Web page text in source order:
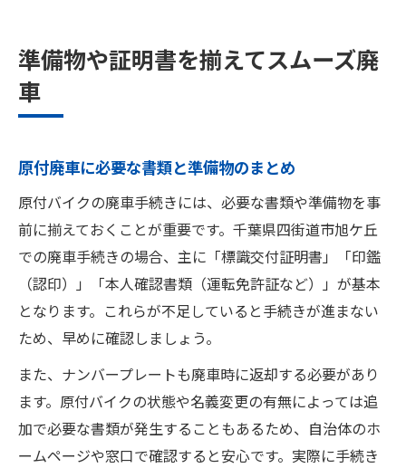
準備物や証明書を揃えてスムーズ廃
車
原付廃車に必要な書類と準備物のまとめ
原付バイクの廃車手続きには、必要な書類や準備物を事
前に揃えておくことが重要です。千葉県四街道市旭ケ丘
での廃車手続きの場合、主に「標識交付証明書」「印鑑
（認印）」「本人確認書類（運転免許証など）」が基本
となります。これらが不足していると手続きが進まない
ため、早めに確認しましょう。
また、ナンバープレートも廃車時に返却する必要があり
ます。原付バイクの状態や名義変更の有無によっては追
加で必要な書類が発生することもあるため、自治体のホ
ームページや窓口で確認すると安心です。実際に手続き